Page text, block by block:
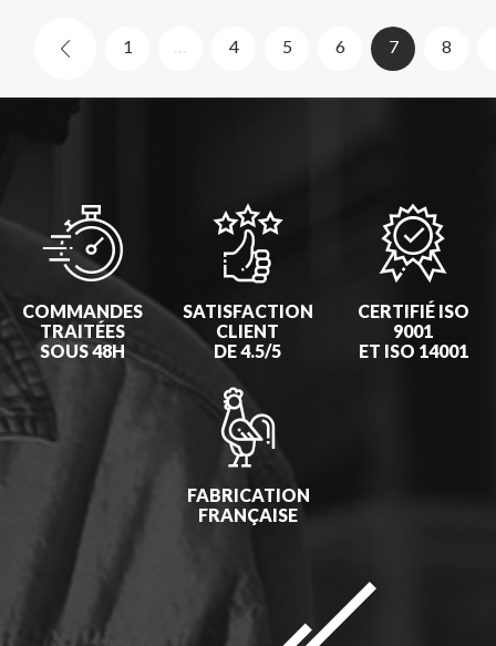
1 4 5 6 7(current)
8
COMMANDES
TRAITÉES
SOUS 48H
SATISFACTION
CLIENT
DE 4.5/5
CERTIFIÉ ISO
9001
ET ISO 14001
FABRICATION
FRANÇAISE